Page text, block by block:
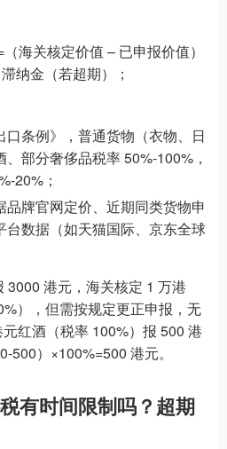
（海关核定价值 – 已申报价值）
纳金（若超期）；
条例》，普通货物（衣物、日
部分奢侈品税率 50%-100%，
20%；
牌官网定价、近期同类货物申
台数据（如天猫国际、京东全球
3000 港元，海关核定 1 万港
），但需按规定更正申报，无
红酒（税率 100%）报 500 港
500）×100%=500 港元。
有时间限制吗？超期